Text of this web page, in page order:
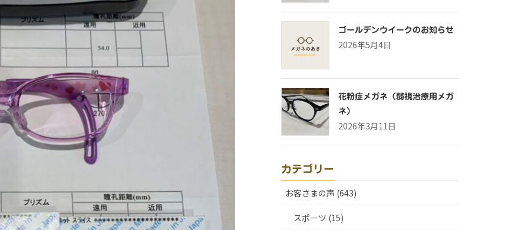
ゴールデンウイークのお知らせ
2026年5月4日
花粉症メガネ（弱視治療用メガ
ネ）
2026年3月11日
カテゴリー
お客さまの声 (643)
スポーツ (15)